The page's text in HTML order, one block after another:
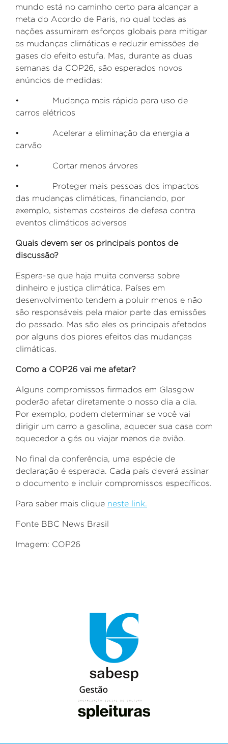
mundo está no caminho certo para alcançar a
meta do Acordo de Paris, no qual todas as
nações assumiram esforços globais para mitigar
as mudanças climáticas e reduzir emissões de
gases do efeito estufa. Mas, durante as duas
semanas da COP26, são esperados novos
anúncios de medidas:
• Mudança mais rápida para uso de
carros elétricos
• Acelerar a eliminação da energia a
carvão
• Cortar menos árvores
• Proteger mais pessoas dos impactos
das mudanças climáticas, financiando, por
exemplo, sistemas costeiros de defesa contra
eventos climáticos adversos
Quais devem ser os principais pontos de
discussão?
Espera-se que haja muita conversa sobre
dinheiro e justiça climática. Países em
desenvolvimento tendem a poluir menos e não
são responsáveis pela maior parte das emissões
do passado. Mas são eles os principais afetados
por alguns dos piores efeitos das mudanças
climáticas.
Como a COP26 vai me afetar?
Alguns compromissos firmados em Glasgow
poderão afetar diretamente o nosso dia a dia.
Por exemplo, podem determinar se você vai
dirigir um carro a gasolina, aquecer sua casa com
aquecedor a gás ou viajar menos de avião.
No final da conferência, uma espécie de
declaração é esperada. Cada país deverá assinar
o documento e incluir compromissos específicos.
Para saber mais clique neste link.
Fonte BBC News Brasil
Imagem: COP26